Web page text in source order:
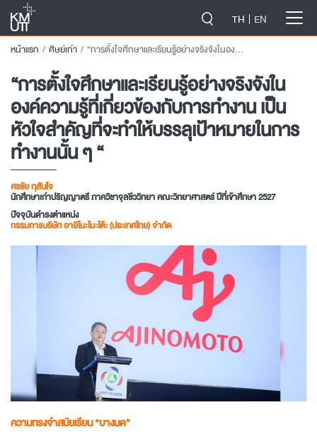
TH EN
หน้าแรก ศิษย์เก่า “การตั้งใจศึกษาและเรียนรู้อย่างจริงจังในองค์ความรู้ที่เกี่ยวข้องกับการทำงาน เป็นหัวใจสำคัญที่จะทำให้บรรลุเป้าหมายในการทำงานนั้น ๆ “
“การตั้งใจศึกษาและเรียนรู้อย่างจริงจังใน
องค์ความรู้ที่เกี่ยวข้องกับการทำงาน เป็น
หัวใจสำคัญที่จะทำให้บรรลุเป้าหมายในการ
ทำงานนั้น ๆ “
ศรชัย กุสันใจ
นักศึกษาเก่าปริญญาตรี ภาควิชาจุลชีววิทยา คณะวิทยาศาสตร์ ปีที่เข้าศึกษา 2527
ปัจจุบันดำรงตำแหน่ง
กรรมการบริษัท อายิโนะโมะโต๊ะ (ประเทศไทย) จำกัด
ความทรงจำสมัยเรียน “บางมด”